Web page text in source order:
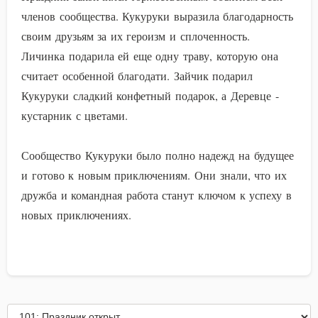
членов сообщества. Кукуруки выразила благодарность
своим друзьям за их героизм и сплоченность.
Личинка подарила ей еще одну траву, которую она
считает особенной благодати. Зайчик подарил
Кукуруки сладкий конфетный подарок, а Деревце -
кустарник с цветами.
Сообщество Кукуруки было полно надежд на будущее
и готово к новым приключениям. Они знали, что их
дружба и командная работа станут ключом к успеху в
новых приключениях.